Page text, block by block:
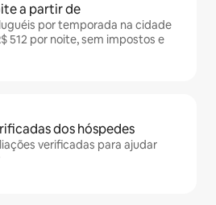
a partir de
por temporada na cidade
512 por noite, sem impostos e
dos hóspedes
verificadas para ajudar